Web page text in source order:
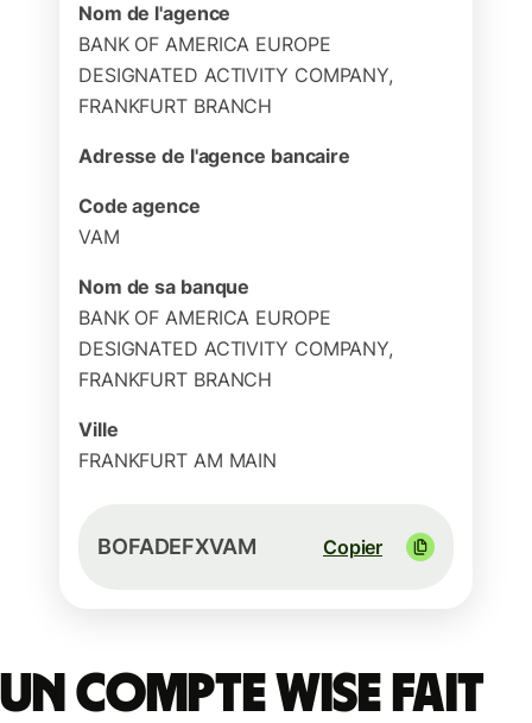
Nom de l'agence
BANK OF AMERICA EUROPE
DESIGNATED ACTIVITY COMPANY,
FRANKFURT BRANCH
Adresse de l'agence bancaire
Code agence
VAM
Nom de sa banque
BANK OF AMERICA EUROPE
DESIGNATED ACTIVITY COMPANY,
FRANKFURT BRANCH
Ville
FRANKFURT AM MAIN
BOFADEFXVAM Copier
Un compte Wise fait